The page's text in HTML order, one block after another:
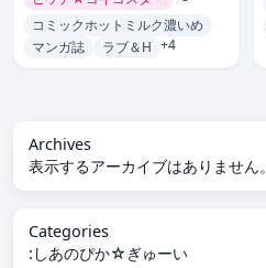
コミックホットミルク濃いめ
マンガ誌
ラブ＆H +4
Archives
表示するアーカイブはありません。
Categories
:しあのぴか☆ぎゅーい